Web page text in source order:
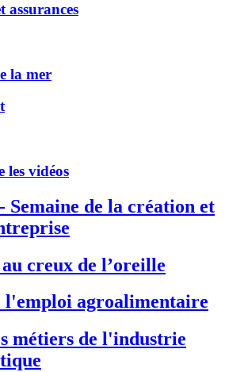
assurances
la mer
les vidéos
Semaine de la création et
creux de l’oreille
l'emploi agroalimentaire
métiers de l'industrie